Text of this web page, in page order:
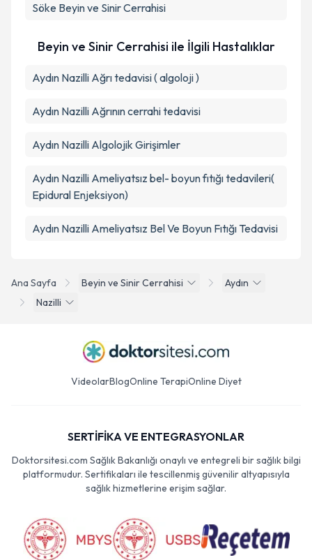
Ana Sayfa Beyin ve Sinir Cerrahisi
Aydın
Nazilli
Söke Beyin ve Sinir Cerrahisi
Beyin ve Sinir Cerrahisi ile İlgili Hastalıklar
Aydın Nazilli Ağrı tedavisi ( algoloji )
Aydın Nazilli Ağrının cerrahi tedavisi
Aydın Nazilli Algolojik Girişimler
Aydın Nazilli Ameliyatsız bel- boyun fıtığı tedavileri(
Epidural Enjeksiyon)
Aydın Nazilli Ameliyatsız Bel Ve Boyun Fıtığı Tedavisi
VideolarBlogOnline TerapiOnline Diyet
SERTİFİKA VE ENTEGRASYONLAR
Doktorsitesi.com Sağlık Bakanlığı onaylı ve entegreli bir sağlık bilgi
platformudur. Sertifikaları ile tescillenmiş güvenilir altyapısıyla
sağlık hizmetlerine erişim sağlar.